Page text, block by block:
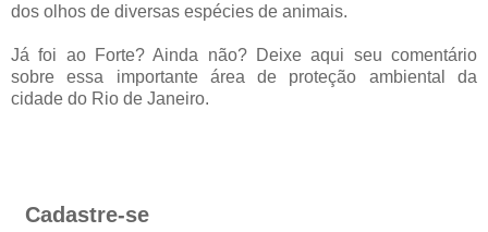
dos olhos de diversas espécies de animais.
Já foi ao Forte? Ainda não? Deixe aqui seu comentário
sobre essa importante área de proteção ambiental da
cidade do Rio de Janeiro.
Cadastre-se